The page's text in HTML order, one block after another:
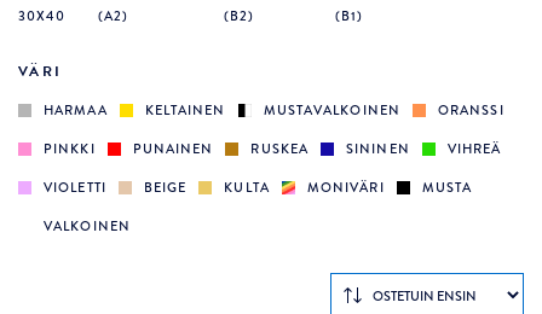
30X40
(A2)
(B2)
(B1)
VÄRI
HARMAA KELTAINEN MUSTAVALKOINEN
ORANSSI
PINKKI
PUNAINEN RUSKEA SININEN
VIHREÄ
VIOLETTI
BEIGE KULTA MONIVÄRI
MUSTA
VALKOINEN